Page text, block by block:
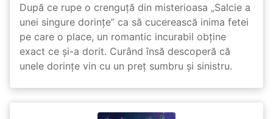
După ce rupe o crenguță din misterioasa „Salcie a
unei singure dorințe” ca să cucerească inima fetei
pe care o place, un romantic incurabil obține
exact ce și-a dorit. Curând însă descoperă că
unele dorințe vin cu un preț sumbru și sinistru.